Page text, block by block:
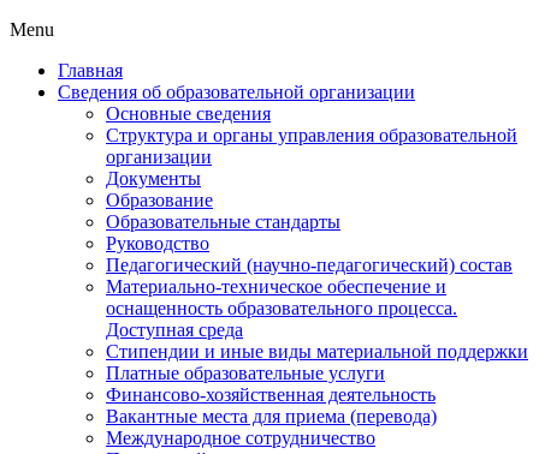
Menu
Главная
Сведения об образовательной организации
Основные сведения
Структура и органы управления образовательной
организации
Документы
Образование
Образовательные стандарты
Руководство
Педагогический (научно-педагогический) состав
Материально-техническое обеспечение и
оснащенность образовательного процесса.
Доступная среда
Стипендии и иные виды материальной поддержки
Платные образовательные услуги
Финансово-хозяйственная деятельность
Вакантные места для приема (перевода)
Международное сотрудничество